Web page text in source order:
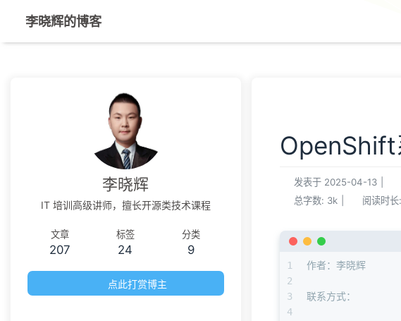
李晓辉的博客
OpenShift
发表于 2025-04-13
总字数: 3k 阅读时长:
1
2
3
4
作者：李晓辉
联系方式：
李晓辉
IT 培训高级讲师，擅长开源类技术课程
文章
207
标签
24
分类
9
点此打赏博主